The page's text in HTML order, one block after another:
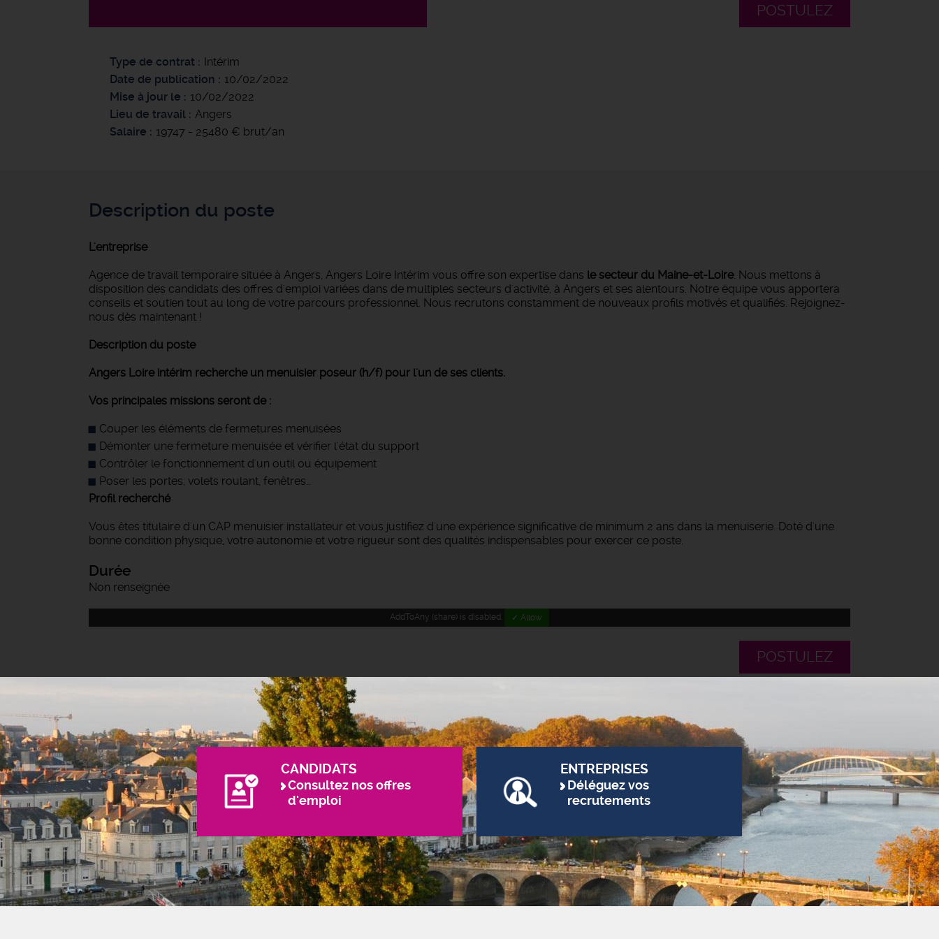
POSTULEZ
Type de contrat
Intérim
Date de publication
10/02/2022
Mise à jour le
10/02/2022
Lieu de travail
Angers
Salaire
19747 - 25480 € brut/an
Description du poste
L'entreprise
Agence de travail temporaire située à Angers, Angers Loire Intérim vous offre son expertise dans le secteur du Maine-et-Loire. Nous mettons à
disposition des candidats des offres d'emploi variées dans de multiples secteurs d'activité, à Angers et ses alentours. Notre équipe vous apportera
conseils et soutien tout au long de votre parcours professionnel. Nous recrutons constamment de nouveaux profils motivés et qualifiés. Rejoignez-
nous dès maintenant !
Description du poste
Angers Loire intérim recherche un menuisier poseur (h/f) pour l'un de ses clients.
Vos principales missions seront de :
Couper les éléments de fermetures menuisées
Démonter une fermeture menuisée et vérifier l'état du support
Contrôler le fonctionnement d'un outil ou équipement
Poser les portes, volets roulant, fenêtres…
Profil recherché
Vous êtes titulaire d'un CAP menuisier installateur et vous justifiez d'une expérience significative de minimum 2 ans dans la menuiserie. Doté d'une
bonne condition physique, votre autonomie et votre rigueur sont des qualités indispensables pour exercer ce poste.
Durée
Non renseignée
AddToAny (share) is disabled. ✓ Allow
POSTULEZ
CANDIDATS
Consultez nos offres
d'emploi
ENTREPRISES
Déléguez vos
recrutements